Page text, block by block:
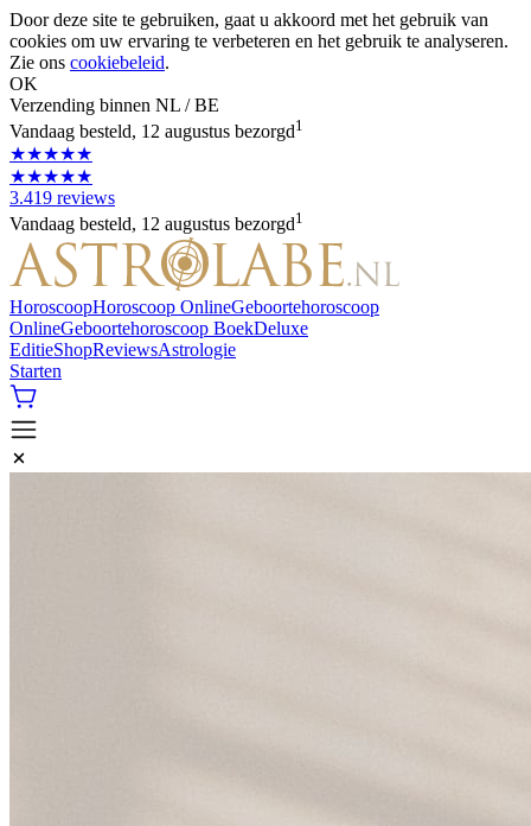
Door deze site te gebruiken, gaat u akkoord met het gebruik van
cookies om uw ervaring te verbeteren en het gebruik te analyseren.
Zie ons cookiebeleid.
OK
Verzending binnen NL / BE
Vandaag besteld, 12 augustus bezorgd1
★★★★★
★★★★★
3.419 reviews
Vandaag besteld, 12 augustus bezorgd1
HoroscoopHoroscoop OnlineGeboortehoroscoop
OnlineGeboortehoroscoop BoekDeluxe
EditieShopReviewsAstrologie
Starten